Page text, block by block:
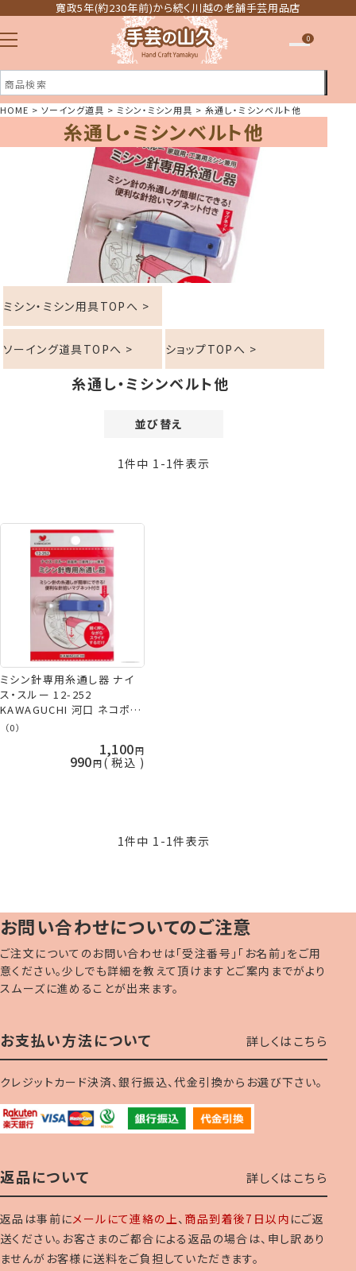
寛政5年(約230年前)から続く川越の老舗手芸用品店
注文履歴
ほしい物リスト
0
HOME ソーイング道具 ミシン・ミシン用具 糸通し・ミシンベルト他
糸通し・ミシンベルト他
ミシン・ミシン用具TOPへ >
ソーイング道具TOPへ > ショップTOPへ >
糸通し・ミシンベルト他
並び替え
価格が高い順
おすすめ順
1件中 1 -1件表示
ミシン針専用糸通し器 ナイ
ス・スルー 12-252
KAWAGUCHI 河口 ネコポス
可 手芸の山久
（0）
1,100
990 税込
1件中 1 -1件表示
お問い合わせについてのご注意
ご注文についてのお問い合わせは「受注番号」「お名前」をご用
意ください。少しでも詳細を教えて頂けますとご案内までがより
スムーズに進めることが出来ます。
お支払い方法について 詳しくはこちら
クレジットカード決済、銀行振込、代金引換からお選び下さい。
返品について 詳しくはこちら
返品は事前にメールにて連絡の上、 商品到着後7日以内 にご返
送ください。お客さまのご都合による返品の場合は、申し訳あり
ませんがお客様に送料をご負担していただきます。